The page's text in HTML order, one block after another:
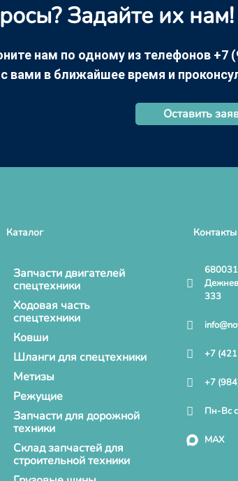
Задайте их нам!
нам по одному из телефонов +7
вами в ближайшее время и
Оставить
Каталог
Запчасти двигателей
спецтехники
Ходовая часть
спецтехники
Ковши
Шланги для спецтехники
Метизы
Режущие
Запчасти для дорожной
техники
Склад запчастей для
строительной техники
Контакты
333
+7
+7
Пн-Вс
MAX